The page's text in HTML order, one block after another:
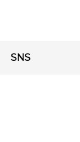
SNS